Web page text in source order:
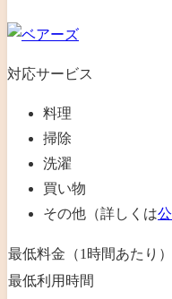
対応サービス
料理
掃除
洗濯
買い物
その他（詳しくは
最低料金（1時間あたり）
最低利用時間